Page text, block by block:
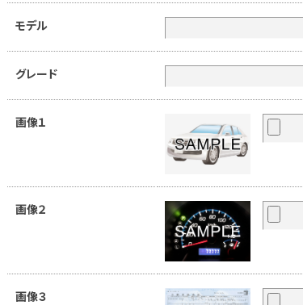
モデル
グレード
画像１
画像２
画像３